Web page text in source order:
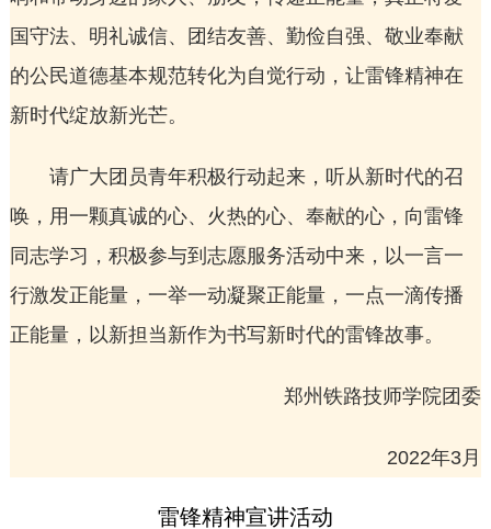
国守法、明礼诚信、团结友善、勤俭自强、敬业奉献
的公民道德基本规范转化为自觉行动，让雷锋精神在
新时代绽放新光芒。
请广大团员青年积极行动起来，听从新时代的召
唤，用一颗真诚的心、火热的心、奉献的心，向雷锋
同志学习，积极参与到志愿服务活动中来，以一言一
行激发正能量，一举一动凝聚正能量，一点一滴传播
正能量，以新担当新作为书写新时代的雷锋故事。
郑州铁路技师学院团委
2022年3月
雷锋精神宣讲活动